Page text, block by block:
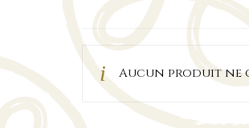
Aucun produit ne